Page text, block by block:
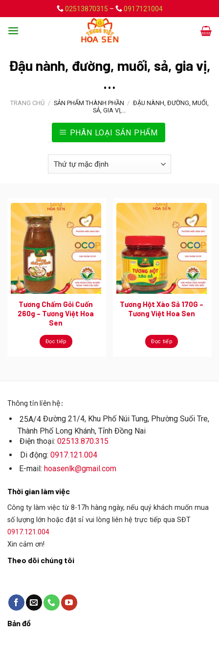
to
content
02513870315 – 0917121004
Đậu nành, đường, muối, sả, gia vị,
…
TRANG CHỦ / SẢN PHẨM THÀNH PHẦN / ĐẬU NÀNH, ĐƯỜNG, MUỐI,
SẢ, GIA VỊ,…
PHÂN LOẠI SẢN PHẨM
Tương Chấm Gỏi Cuốn
260g – Tương Việt Hoa
Sen
Đọc tiếp
Tương Hột Xào Sả 170G –
Tương Việt Hoa Sen
Đọc tiếp
Thông tin liên hệ:
25A/4Đường 21/4, Khu Phố Núi Tung, Phường Suối Tre,
Thành Phố Long Khánh, Tỉnh Đồng Nai
Điện thoại: 02513.870.315
Di động: 0917.121.004
E-mail: hoasenlk@gmail.com
Thời gian làm việc
Công ty làm việc từ 8-17h hàng ngày, nếu quý khách muốn mua
số lượng lớn hoặc đặt sỉ vui lòng liên hệ trực tiếp qua SĐT
0917.121.004
Xin cảm ơn!
Theo dõi chúng tôi
Bản đồ